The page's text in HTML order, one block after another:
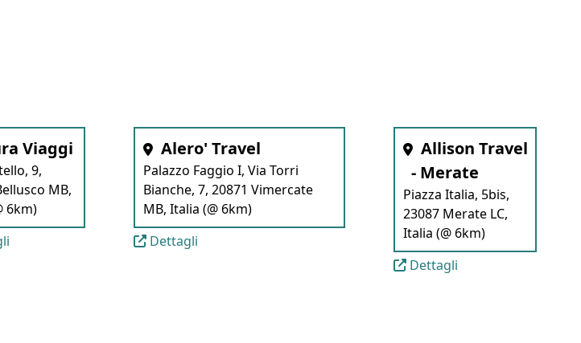
Viaggi
9,
MB,
6km)
Alero' Travel
Palazzo Faggio I, Via Torri
Bianche, 7, 20871 Vimercate
MB, Italia (@ 6km)
Dettagli
Allison Travel
- Merate
Piazza Italia, 5bis,
23087 Merate LC,
Italia (@ 6km)
Dettagli